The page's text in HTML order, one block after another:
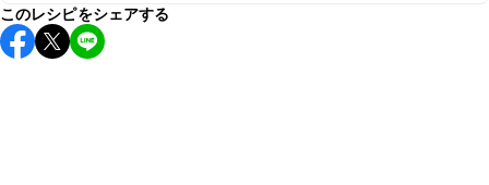
保存期間は冷蔵で当日中が目安です。なるべくお早めにお召
し上がりください。
このレシピをシェアする